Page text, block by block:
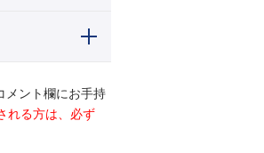
メント欄にお手持
れる方は、必ず